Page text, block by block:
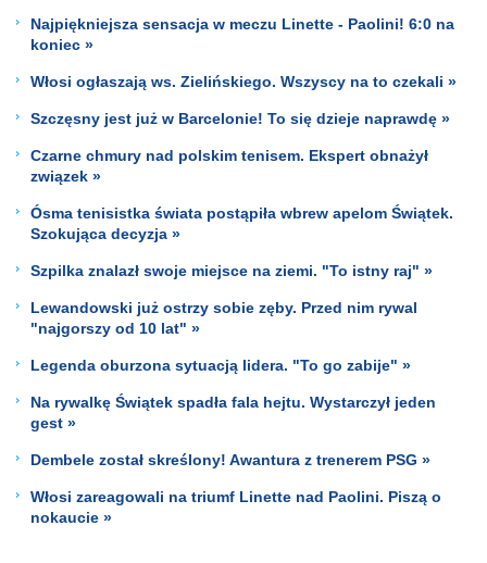
Najpiękniejsza sensacja w meczu Linette - Paolini! 6:0 na
koniec »
Włosi ogłaszają ws. Zielińskiego. Wszyscy na to czekali »
Szczęsny jest już w Barcelonie! To się dzieje naprawdę »
Czarne chmury nad polskim tenisem. Ekspert obnażył
związek »
Ósma tenisistka świata postąpiła wbrew apelom Świątek.
Szokująca decyzja »
Szpilka znalazł swoje miejsce na ziemi. "To istny raj" »
Lewandowski już ostrzy sobie zęby. Przed nim rywal
"najgorszy od 10 lat" »
Legenda oburzona sytuacją lidera. "To go zabije" »
Na rywalkę Świątek spadła fala hejtu. Wystarczył jeden
gest »
Dembele został skreślony! Awantura z trenerem PSG »
Włosi zareagowali na triumf Linette nad Paolini. Piszą o
nokaucie »